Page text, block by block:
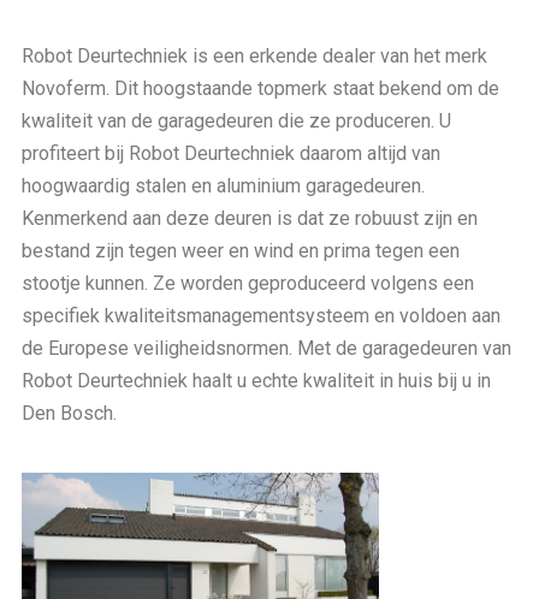
Robot Deurtechniek is een erkende dealer van het merk
Novoferm. Dit hoogstaande topmerk staat bekend om de
kwaliteit van de garagedeuren die ze produceren. U
profiteert bij Robot Deurtechniek daarom altijd van
hoogwaardig stalen en aluminium garagedeuren.
Kenmerkend aan deze deuren is dat ze robuust zijn en
bestand zijn tegen weer en wind en prima tegen een
stootje kunnen. Ze worden geproduceerd volgens een
specifiek kwaliteitsmanagementsysteem en voldoen aan
de Europese veiligheidsnormen. Met de garagedeuren van
Robot Deurtechniek haalt u echte kwaliteit in huis bij u in
Den Bosch.